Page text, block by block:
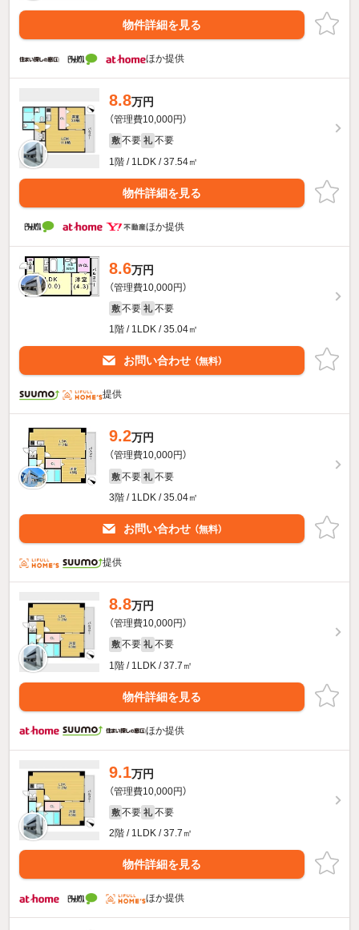
物件詳細を見る
ほか提供
8.8万円
（管理費10,000円）
敷 不要 礼 不要
1階 / 1LDK / 37.54㎡
物件詳細を見る
ほか提供
8.6万円
（管理費10,000円）
敷 不要 礼 不要
1階 / 1LDK / 35.04㎡
お問い合わせ （無料）
提供
9.2万円
（管理費10,000円）
敷 不要 礼 不要
3階 / 1LDK / 35.04㎡
お問い合わせ （無料）
提供
8.8万円
（管理費10,000円）
敷 不要 礼 不要
1階 / 1LDK / 37.7㎡
物件詳細を見る
ほか提供
9.1万円
（管理費10,000円）
敷 不要 礼 不要
2階 / 1LDK / 37.7㎡
物件詳細を見る
ほか提供